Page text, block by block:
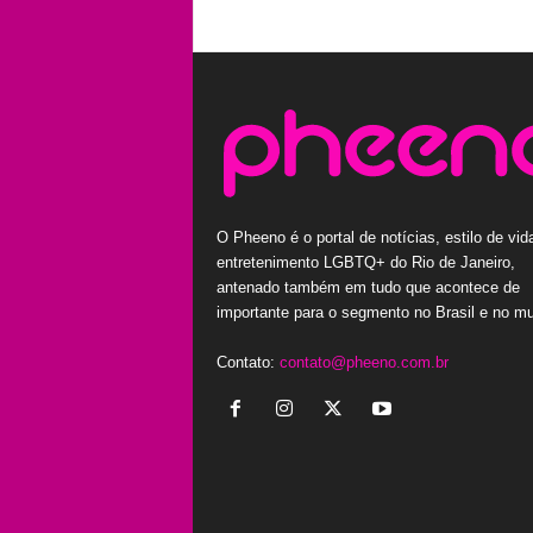
O Pheeno é o portal de notícias, estilo de
entretenimento LGBTQ+ do Rio de Janeiro,
antenado também em tudo que acontece de
importante para o segmento no Brasil e no
Contato: contato@pheeno.com.br